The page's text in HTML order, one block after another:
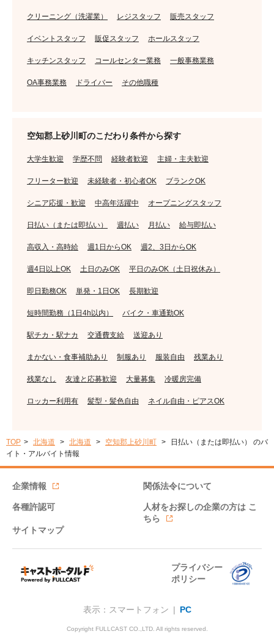
クリーニング（洗濯業） レジスタッフ 販売スタッフ
イベントスタッフ 販促スタッフ ホールスタッフ
キッチンスタッフ コールセンター業務 一般事務業務
OA事務業務 ドライバー その他職種
空知郡上砂川町のこだわり条件から探す
大学生歓迎 学歴不問 経験者歓迎 主婦・主夫歓迎
フリーター歓迎 未経験者・初心者OK ブランクOK
シニア応援・歓迎 中高年活躍中 オープニングスタッフ
日払い（または即払い） 週払い 月払い 給与即払い
高収入・高時給 週1日からOK 週2、3日からOK
週4日以上OK 土日のみOK 平日のみOK（土日祝休み）
即日勤務OK 単発・1日OK 長期歓迎
短時間勤務（1日4h以内） バイク・車通勤OK
駅チカ・駅ナカ 交通費支給 送迎あり
まかない・食事補助あり 制服あり 服装自由 残業あり
残業なし 友達と応募歓迎 大量募集 冷暖房完備
ロッカー利用有 髪型・髪色自由 ネイル自由・ピアスOK
TOP 北海道 北海道 空知郡上砂川町
日払い（または即払い） のバ
イト・アルバイト情報
企業情報 関係法令について
各種許認可 人材をお探しの企業の方は こ
ちら
サイトマップ
プライバシー
ポリシー
表示：スマートフォン | PC
Copyright FULLCAST CO.,LTD. All rights reserved.